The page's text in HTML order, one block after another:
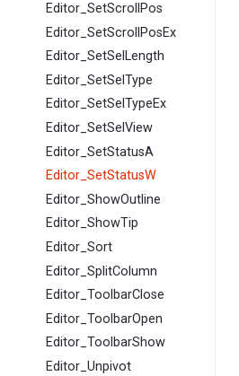
Editor_SetScrollPos
Editor_SetScrollPosEx
Editor_SetSelLength
Editor_SetSelType
Editor_SetSelTypeEx
Editor_SetSelView
Editor_SetStatusA
Editor_SetStatusW
Editor_ShowOutline
Editor_ShowTip
Editor_Sort
Editor_SplitColumn
Editor_ToolbarClose
Editor_ToolbarOpen
Editor_ToolbarShow
Editor_Unpivot